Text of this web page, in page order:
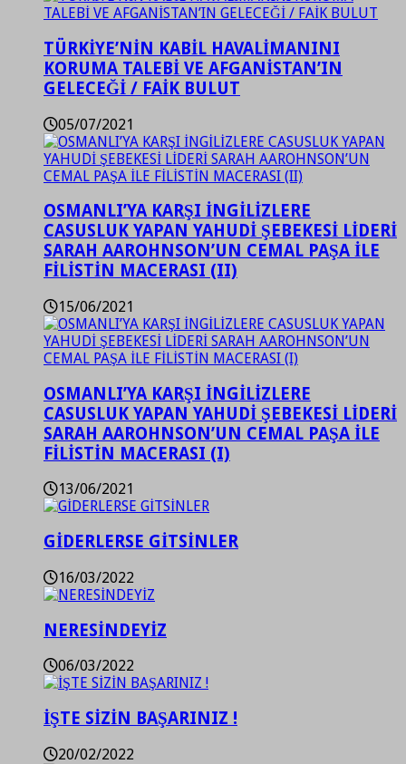
TÜRKİYE’NİN KABİL HAVALİMANINI
KORUMA TALEBİ VE AFGANİSTAN’IN
GELECEĞİ / FAİK BULUT
05/07/2021
OSMANLI’YA KARŞI İNGİLİZLERE
CASUSLUK YAPAN YAHUDİ ŞEBEKESİ LİDERİ
SARAH AAROHNSON’UN CEMAL PAŞA İLE
FİLİSTİN MACERASI (II)
15/06/2021
OSMANLI’YA KARŞI İNGİLİZLERE
CASUSLUK YAPAN YAHUDİ ŞEBEKESİ LİDERİ
SARAH AAROHNSON’UN CEMAL PAŞA İLE
FİLİSTİN MACERASI (I)
13/06/2021
GİDERLERSE GİTSİNLER
16/03/2022
NERESİNDEYİZ
06/03/2022
İŞTE SİZİN BAŞARINIZ !
20/02/2022